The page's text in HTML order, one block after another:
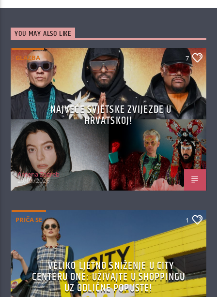
YOU MAY ALSO LIKE
GLAZBA 7
NAJVEĆE SVJETSKE ZVIJEZDE U
HRVATSKOJ!
Antena Zagreb
29/01/2026
PRIČA SE 1
VELIKO LJETNO SNIŽENJE U CITY
CENTERU ONE: UŽIVAJTE U SHOPPINGU
UZ ODLIČNE POPUSTE!